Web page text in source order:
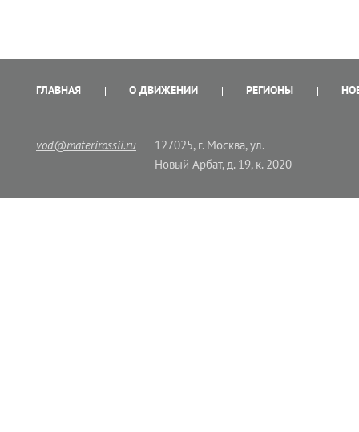
ГЛАВНАЯ О ДВИЖЕНИИ РЕГИОНЫ
vod@materirossii.ru
127025, г. Москва, ул.
Новый Арбат, д. 19, к. 2020